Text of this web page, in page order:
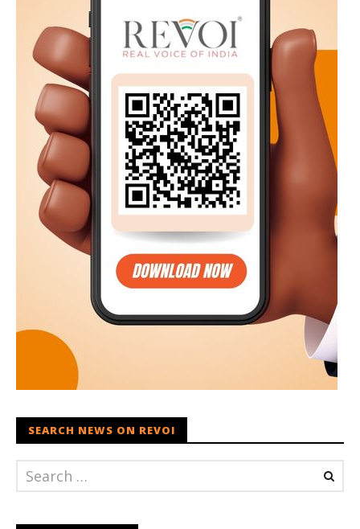
SEARCH NEWS ON REVOI